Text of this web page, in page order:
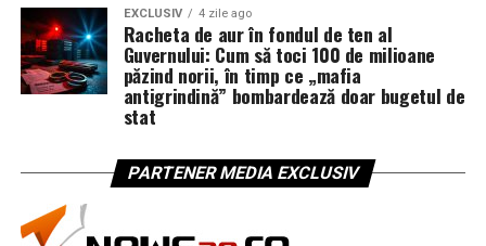
EXCLUSIV 4 zile ago
Racheta de aur în fondul de ten al
Guvernului: Cum să toci 100 de milioane
păzind norii, în timp ce „mafia
antigrindină” bombardează doar bugetul de
stat
PARTENER MEDIA EXCLUSIV